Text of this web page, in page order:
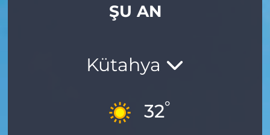
ŞU AN
Kütahya
32°
Topluluk Kuralları